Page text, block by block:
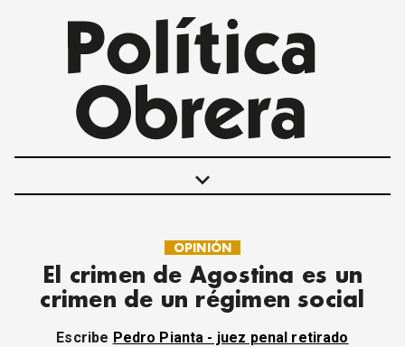
keyboard_arrow_down
POLÍTICAS
INTERNACIONALES
MOVIMIENTO OBRERO
OPINIÓN
El crimen de Agostina es un
crimen de un régimen social
Escribe Pedro Pianta - juez penal retirado